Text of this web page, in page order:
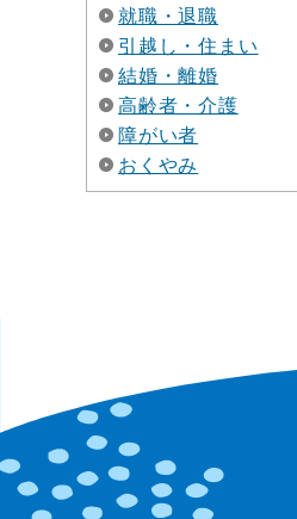
就職・退職
引越し・住まい
結婚・離婚
高齢者・介護
障がい者
おくやみ